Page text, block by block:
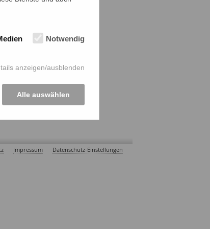
Impressum Datenschutz-Einstellungen
Notwendig
anzeigen/ausblenden
Alle auswählen